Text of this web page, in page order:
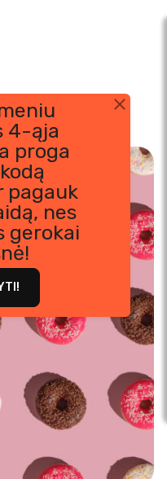
4-ąja
proga
pagauk
nes
gerokai